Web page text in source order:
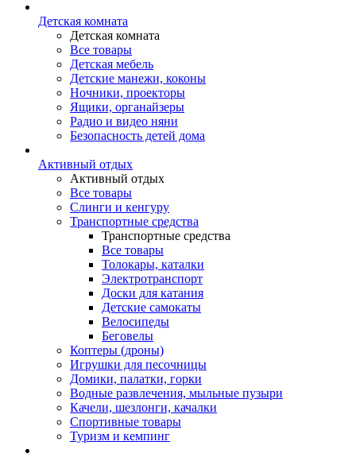
Детская комната
Детская комната
Все товары
Детская мебель
Детские манежи, коконы
Ночники, проекторы
Ящики, органайзеры
Радио и видео няни
Безопасность детей дома
Активный отдых
Активный отдых
Все товары
Слинги и кенгуру
Транспортные средства
Транспортные средства
Все товары
Толокары, каталки
Электротранспорт
Доски для катания
Детские самокаты
Велосипеды
Беговелы
Коптеры (дроны)
Игрушки для песочницы
Домики, палатки, горки
Водные развлечения, мыльные пузыри
Качели, шезлонги, качалки
Спортивные товары
Туризм и кемпинг